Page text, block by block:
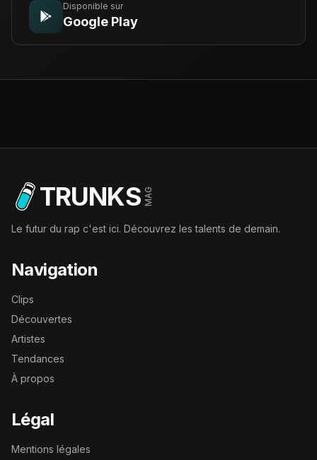
Disponible sur
Google Play
TRUNKS MAG
Le futur du rap c'est ici. Découvrez les talents de demain.
Navigation
Clips
Découvertes
Artistes
Tendances
À propos
Légal
Mentions légales